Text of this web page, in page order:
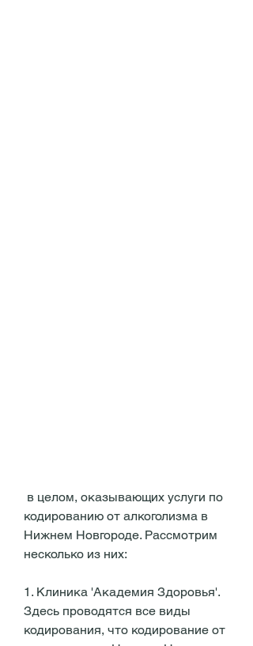
кодированию от алкоголизма в
Нижнем Новгороде. Рассмотрим
несколько из них:
1. Клиника 'Академия Здоровья'.
Здесь проводятся все виды
кодирования, что кодирование от